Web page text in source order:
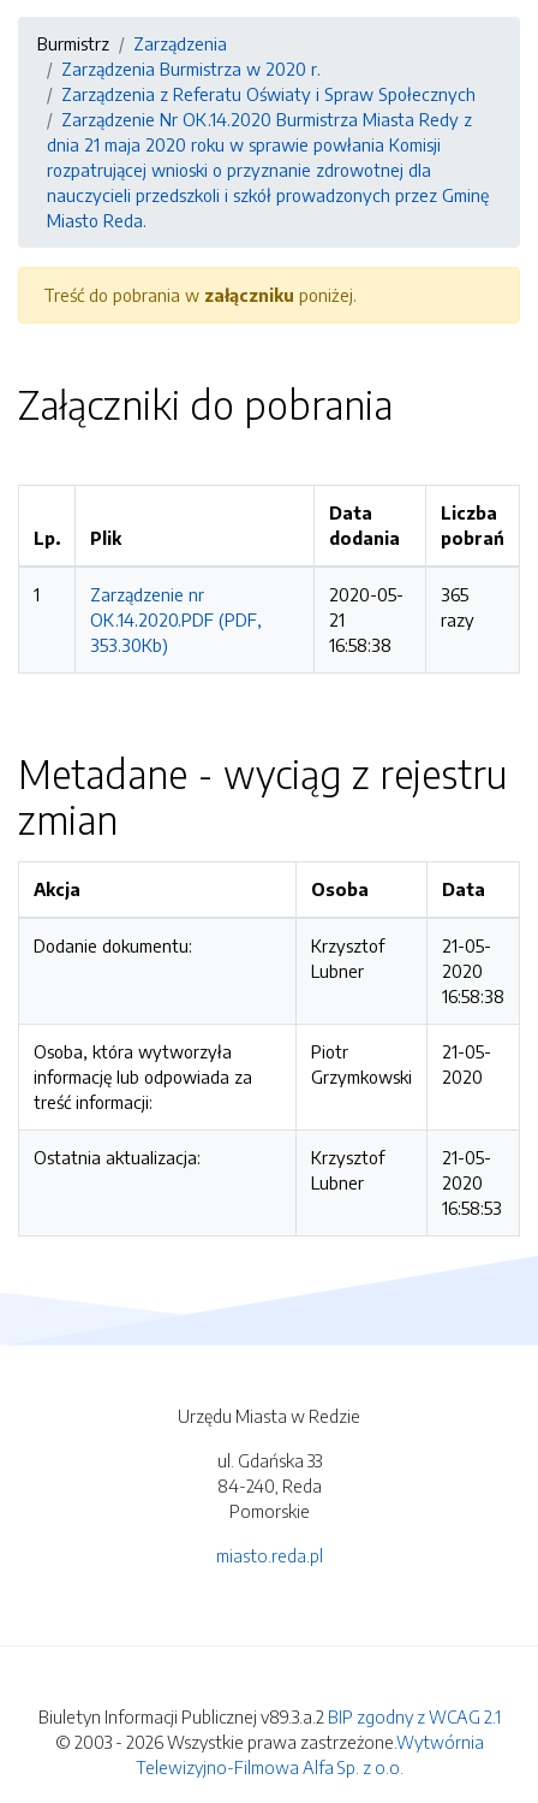
Burmistrz
Zarządzenia
Zarządzenia Burmistrza w 2020 r.
Zarządzenia z Referatu Oświaty i Spraw Społecznych
Zarządzenie Nr OK.14.2020 Burmistrza Miasta Redy z
dnia 21 maja 2020 roku w sprawie powłania Komisji
rozpatrującej wnioski o przyznanie zdrowotnej dla
nauczycieli przedszkoli i szkół prowadzonych przez Gminę
Miasto Reda.
Treść do pobrania w załączniku poniżej.
Załączniki do pobrania
Lp. Plik
Data
dodania
Liczba
pobrań
1
Zarządzenie nr
OK.14.2020.PDF (PDF,
353.30Kb)
2020-05-
21
16:58:38
365
razy
Metadane - wyciąg z rejestru
zmian
Akcja Osoba Data
Dodanie dokumentu:
Krzysztof
Lubner
21-05-
2020
16:58:38
Osoba, która wytworzyła
informację lub odpowiada za
treść informacji:
Piotr
Grzymkowski
21-05-
2020
Ostatnia aktualizacja:
Krzysztof
Lubner
21-05-
2020
16:58:53
Urzędu Miasta w Redzie
ul. Gdańska 33
84-240, Reda
Pomorskie
miasto.reda.pl
Biuletyn Informacji Publicznej v89.3.a.2 BIP zgodny z WCAG 2.1
© 2003 - 2026 Wszystkie prawa zastrzeżone.Wytwórnia
Telewizyjno-Filmowa Alfa Sp. z o.o.